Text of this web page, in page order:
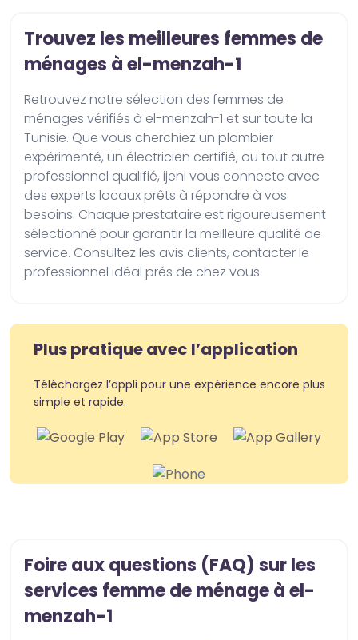
Trouvez les meilleures femmes de
ménages à el-menzah-1
Retrouvez notre sélection des femmes de
ménages vérifiés à el-menzah-1 et sur toute la
Tunisie. Que vous cherchiez un plombier
expérimenté, un électricien certifié, ou tout autre
professionnel qualifié, ijeni vous connecte avec
des experts locaux prêts à répondre à vos
besoins. Chaque prestataire est rigoureusement
sélectionné pour garantir la meilleure qualité de
service. Consultez les avis clients, contacter le
professionnel idéal prés de chez vous.
Plus pratique avec l’application
Téléchargez l’appli pour une expérience encore plus
simple et rapide.
Foire aux questions (FAQ) sur les
services femme de ménage à el-
menzah-1